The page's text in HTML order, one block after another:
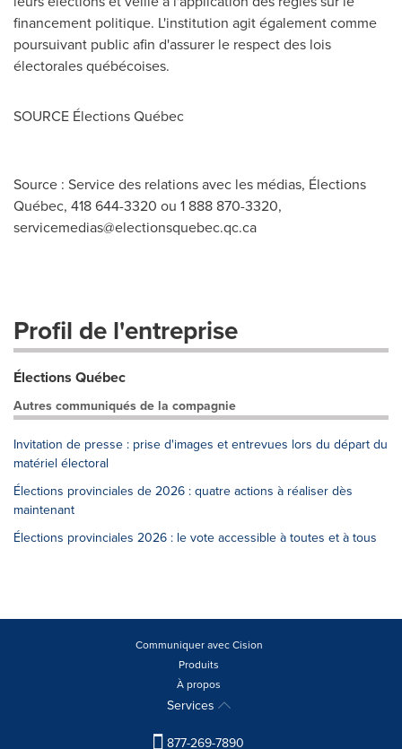
financement politique. L'institution agit également comme
poursuivant public afin d'assurer le respect des lois
électorales québécoises.
SOURCE Élections Québec
Source : Service des relations avec les médias, Élections
Québec, 418 644-3320 ou 1 888 870-3320,
servicemedias@electionsquebec.qc.ca
Profil de l'entreprise
Élections Québec
Autres communiqués de la compagnie
Invitation de presse : prise d'images et entrevues lors du départ du
matériel électoral
Élections provinciales de 2026 : quatre actions à réaliser dès
maintenant
Élections provinciales 2026 : le vote accessible à toutes et à tous
Communiquer avec Cision
Produits
À propos
Services
877-269-7890